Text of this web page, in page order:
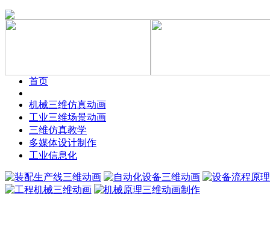
首页
机械三维仿真动画
工业三维场景动画
三维仿真教学
多媒体设计制作
工业信息化